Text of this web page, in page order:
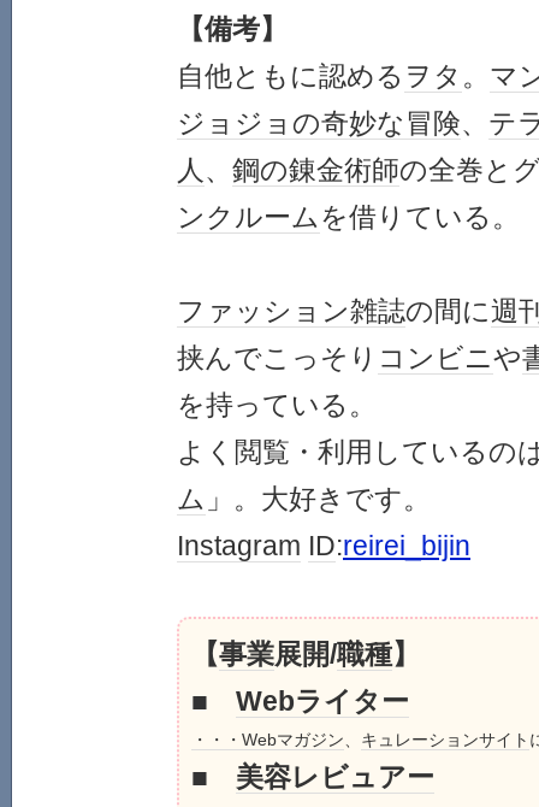
【備考】
自他ともに認める ヲタ 。 マ
ジョジョの奇妙な冒険、 テ
人 、 鋼の錬金術師の全巻と
ンクルームを借りている。
ファッション雑誌の間に週
挟んでこっそり コンビニや
を持っている。
よく閲覧・利用しているの
ム 」。大好きです。
Instagram ID:reirei_bijin
【事業展開/職種】
■ Webライター
・・・ Webマガジン、 キュレーションサイト
■ 美容レビュアー